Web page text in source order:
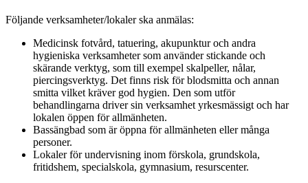
Följande verksamheter/lokaler ska anmälas:
Medicinsk fotvård, tatuering, akupunktur och andra
hygieniska verksamheter som använder stickande och
skärande verktyg, som till exempel skalpeller, nålar,
piercingsverktyg. Det finns risk för blodsmitta och annan
smitta vilket kräver god hygien. Den som utför
behandlingarna driver sin verksamhet yrkesmässigt och har
lokalen öppen för allmänheten.
Bassängbad som är öppna för allmänheten eller många
personer.
Lokaler för undervisning inom förskola, grundskola,
fritidshem, specialskola, gymnasium, resurscenter.